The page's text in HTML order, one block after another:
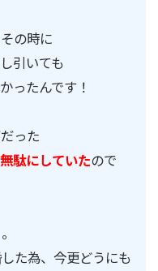
の時に
引いても
ったんです！
った
駄にしていたので
た為、今更どうにも